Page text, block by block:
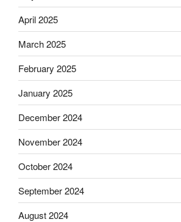
April 2025
March 2025
February 2025
January 2025
December 2024
November 2024
October 2024
September 2024
August 2024